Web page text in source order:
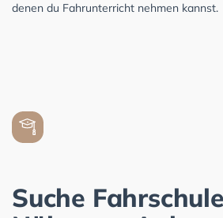
denen du Fahrunterricht nehmen kannst.
Suche